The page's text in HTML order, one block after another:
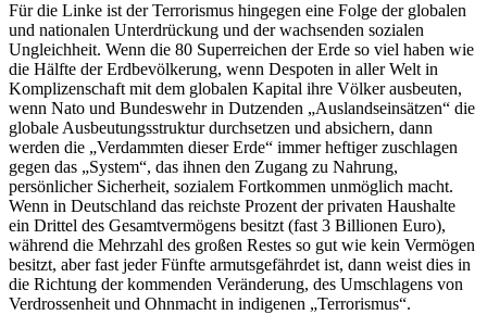
Für die Linke ist der Terrorismus hingegen eine Folge der globalen
und nationalen Unterdrückung und der wachsenden sozialen
Ungleichheit. Wenn die 80 Superreichen der Erde so viel haben wie
die Hälfte der Erdbevölkerung, wenn Despoten in aller Welt in
Komplizenschaft mit dem globalen Kapital ihre Völker ausbeuten,
wenn Nato und Bundeswehr in Dutzenden „Auslandseinsätzen“ die
globale Ausbeutungsstruktur durchsetzen und absichern, dann
werden die „Verdammten dieser Erde“ immer heftiger zuschlagen
gegen das „System“, das ihnen den Zugang zu Nahrung,
persönlicher Sicherheit, sozialem Fortkommen unmöglich macht.
Wenn in Deutschland das reichste Prozent der privaten Haushalte
ein Drittel des Gesamtvermögens besitzt (fast 3 Billionen Euro),
während die Mehrzahl des großen Restes so gut wie kein Vermögen
besitzt, aber fast jeder Fünfte armutsgefährdet ist, dann weist dies in
die Richtung der kommenden Veränderung, des Umschlagens von
Verdrossenheit und Ohnmacht in indigenen „Terrorismus“.